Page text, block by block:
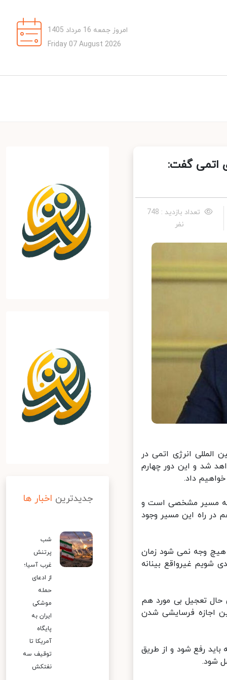
امروز جمعه 16 مرداد 1405
Friday 07 August 2026
اتمی گفت:
تعداد بازدید : 748
نفر
انرژی اتمی در
شد و این دور چهارم
داد.
که مسیر مشخصی است و
راه این مسیر وجود
وجه نمی شود زمان
غیرواقع بینانه
تعجیل بی مورد هم
اجازه فرسایشی شدن
رفع شود و از طریق
شود.
جدیدترین اخبار ها
شب
پرتنش
غرب آسیا؛
از ادعای
حمله
موشکی
ایران به
پایگاه
آمریکا تا
توقیف سه
نفتکش